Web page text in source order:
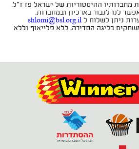
מחברותיו ההיסטוריות של ישראל פז ז"ל.
לנו לנבור בארכיון ובמחברות.
ניתן לשלוח ל shlomi@bsl.org.il
בליגה הסדירה, ללא פלייאוף וללא